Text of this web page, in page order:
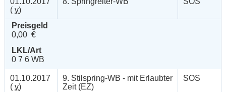
( v)
Preisgeld
0,00 €
LKL/Art
0 7 6 WB
01.10.2017
( v)
9. Stilspring-WB - mit Erlaubter
Zeit (EZ)
SOS